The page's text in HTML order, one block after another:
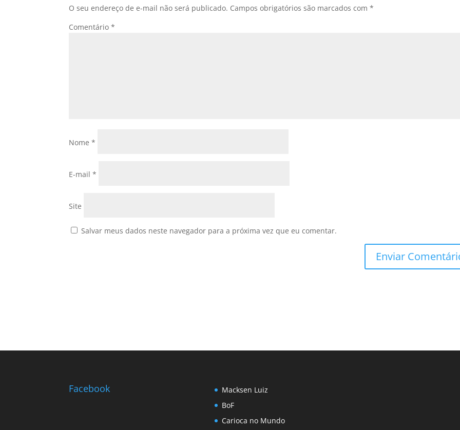
O seu endereço de e-mail não será publicado. Campos obrigatórios são marcados com*
Comentário*
Nome*
E-mail*
Site
Salvar meus dados neste navegador para a próxima vez que eu comentar.
Facebook
Macksen Luiz
BoF
Carioca no Mundo